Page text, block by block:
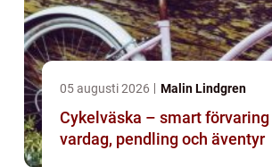
05 augusti 2026 Malin Lindgren
Cykelväska – smart
vardag, pendling och äventyr